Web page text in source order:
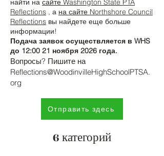
найти на сайте Washington State PTA
Reflections , а на сайте Northshore Council
Reflections вы найдете еще больше
информации!
Подача заявок осуществляется в WHS
до 12:00 21 ноября 2026 года.
Вопросы? Пишите на
Reflections@WoodinvilleHighSchoolPTSA.
org
Отправить здесь
6 категорий